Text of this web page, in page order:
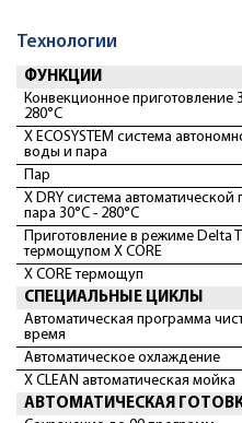
Технологии
ФУНКЦИИ
Конвекционное приготовление
280°С
X ECOSYSTEM система
воды и пара
Пар
X DRY система
пара 30°С - 280°С
Приготовление в режиме Delta
термощупом X CORE
X CORE термощуп
СПЕЦИАЛЬНЫЕ ЦИКЛЫ
Автоматическая программа
время
Автоматическое охлаждение
X CLEAN автоматическая мойка
АВТОМАТИЧЕСКАЯ